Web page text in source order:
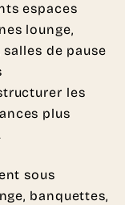
espaces
lounge,
de pause
les
plus
sous
banquettes,